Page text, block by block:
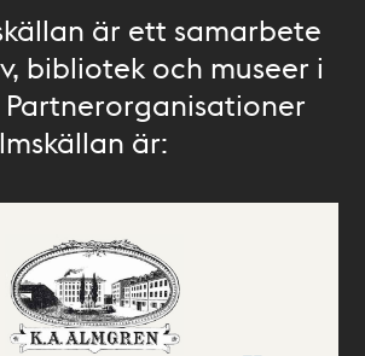
är ett samarbete
bibliotek och museer i
Partnerorganisationer
är: